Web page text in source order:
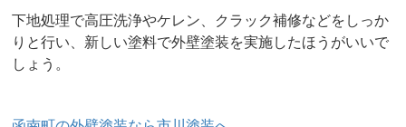
下地処理で高圧洗浄やケレン、クラック補修などをしっか
りと行い、新しい塗料で外壁塗装を実施したほうがいいで
しょう。